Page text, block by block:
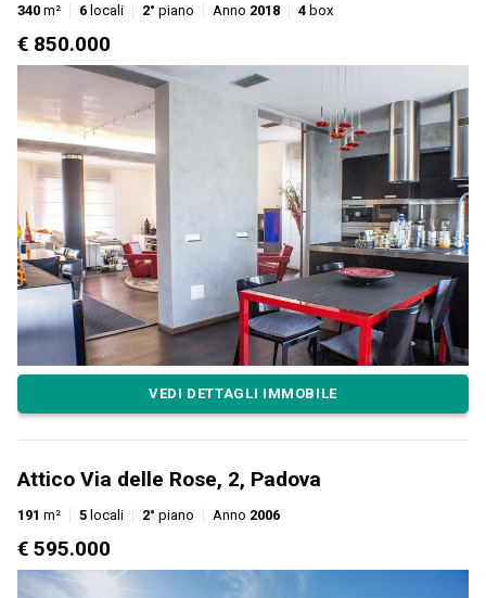
340 m² 6 locali 2° piano Anno 2018 4 box
€ 850.000
VEDI DETTAGLI IMMOBILE
Attico Via delle Rose, 2, Padova
191 m² 5 locali 2° piano Anno 2006
€ 595.000